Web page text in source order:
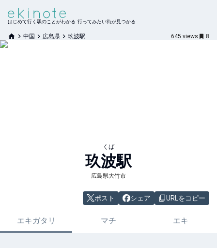
はじめて行く駅のことがわかる 行ってみたい街が見つかる
中国 広島県 玖波駅 645 views 8
くば
玖波駅
広島県大竹市
ポスト シェア URLをコピー
エキガタリ マチ エキ